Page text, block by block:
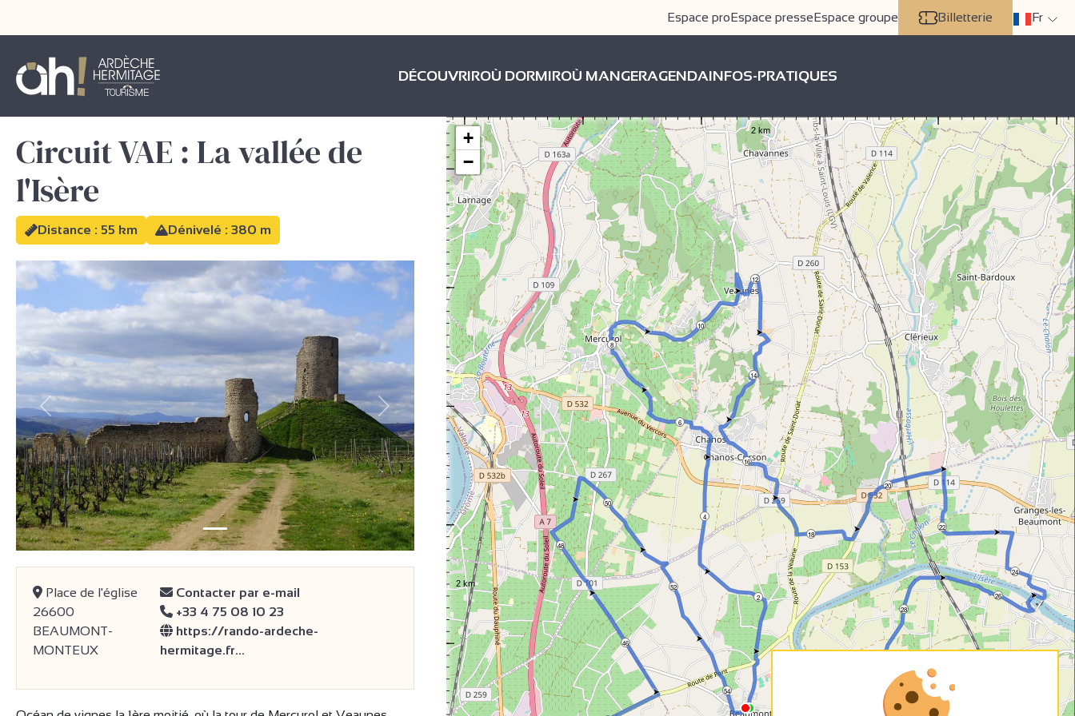
Espace proEspace presseEspace groupe Billetterie Fr
DÉCOUVRIROÙ DORMIROÙ MANGERAGENDAINFOS-PRATIQUES
Circuit VAE : La vallée de
l'Isère
Distance : 55 km Dénivelé : 380 m
précédent Suivant
Place de l'église
26600
BEAUMONT-
MONTEUX
Contacter par e-mail
+33 4 75 08 10 23
https://rando-ardeche-
hermitage.fr…
16
48
8
24
4
12
20
28
52
2
6
10
14
18
22
26
46
50
54
+
−